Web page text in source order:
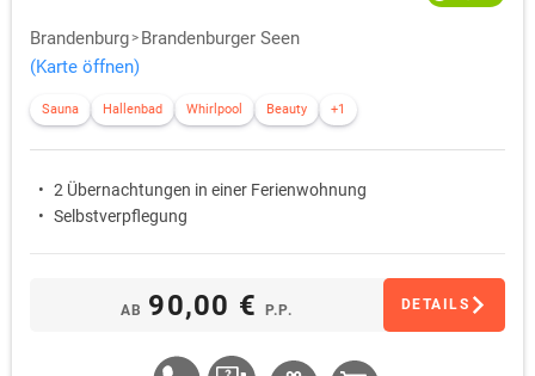
Brandenburg
Brandenburger Seen
(Karte öffnen)
Sauna Hallenbad Whirlpool Beauty +1
2 Übernachtungen in einer Ferienwohnung
Selbstverpflegung
AB 90,00 € P.P. DETAILS